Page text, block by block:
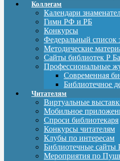
Коллегам
Календари
Гимн РФ и РБ
Конкурсы
Федеральный список
Методические
Сайты библиотек Р
Профессиональные
Современная
Библиотечное
Читателям
Виртуальные
Мобильное
Спроси библиотекаря
Конкурсы читателям
Клубы по интересам
Библиотечные сайты
Мероприятия по